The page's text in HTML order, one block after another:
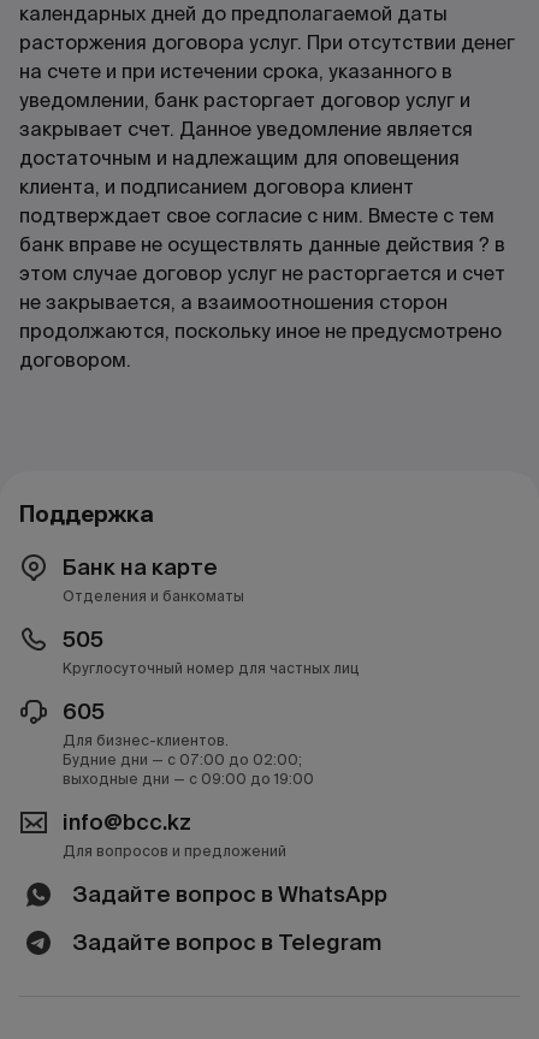
календарных дней до предполагаемой даты
расторжения договора услуг. При отсутствии денег
на счете и при истечении срока, указанного в
уведомлении, банк расторгает договор услуг и
закрывает счет. Данное уведомление является
достаточным и надлежащим для оповещения
клиента, и подписанием договора клиент
подтверждает свое согласие с ним. Вместе с тем
банк вправе не осуществлять данные действия ? в
этом случае договор услуг не расторгается и счет
не закрывается, а взаимоотношения сторон
продолжаются, поскольку иное не предусмотрено
договором.
Поддержка
Банк на карте
Отделения и банкоматы
505
Круглосуточный номер для частных лиц
605
Для бизнес-клиентов.
Будние дни — с 07:00 до 02:00;
выходные дни — с 09:00 до 19:00
info@bcc.kz
Для вопросов и предложений
Задайте вопрос в WhatsApp
Задайте вопрос в Telegram